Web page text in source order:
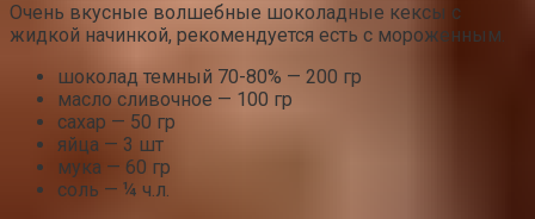
Очень вкусные волшебные шоколадные кексы с
жидкой начинкой, рекомендуется есть с мороженным.
шоколад темный 70-80% — 200 гр
масло сливочное — 100 гр
сахар — 50 гр
яйца — 3 шт
мука — 60 гр
соль — ¼ ч.л.